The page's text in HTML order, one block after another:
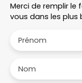
Merci de remplir le
vous dans les plus
Prénom
Nom